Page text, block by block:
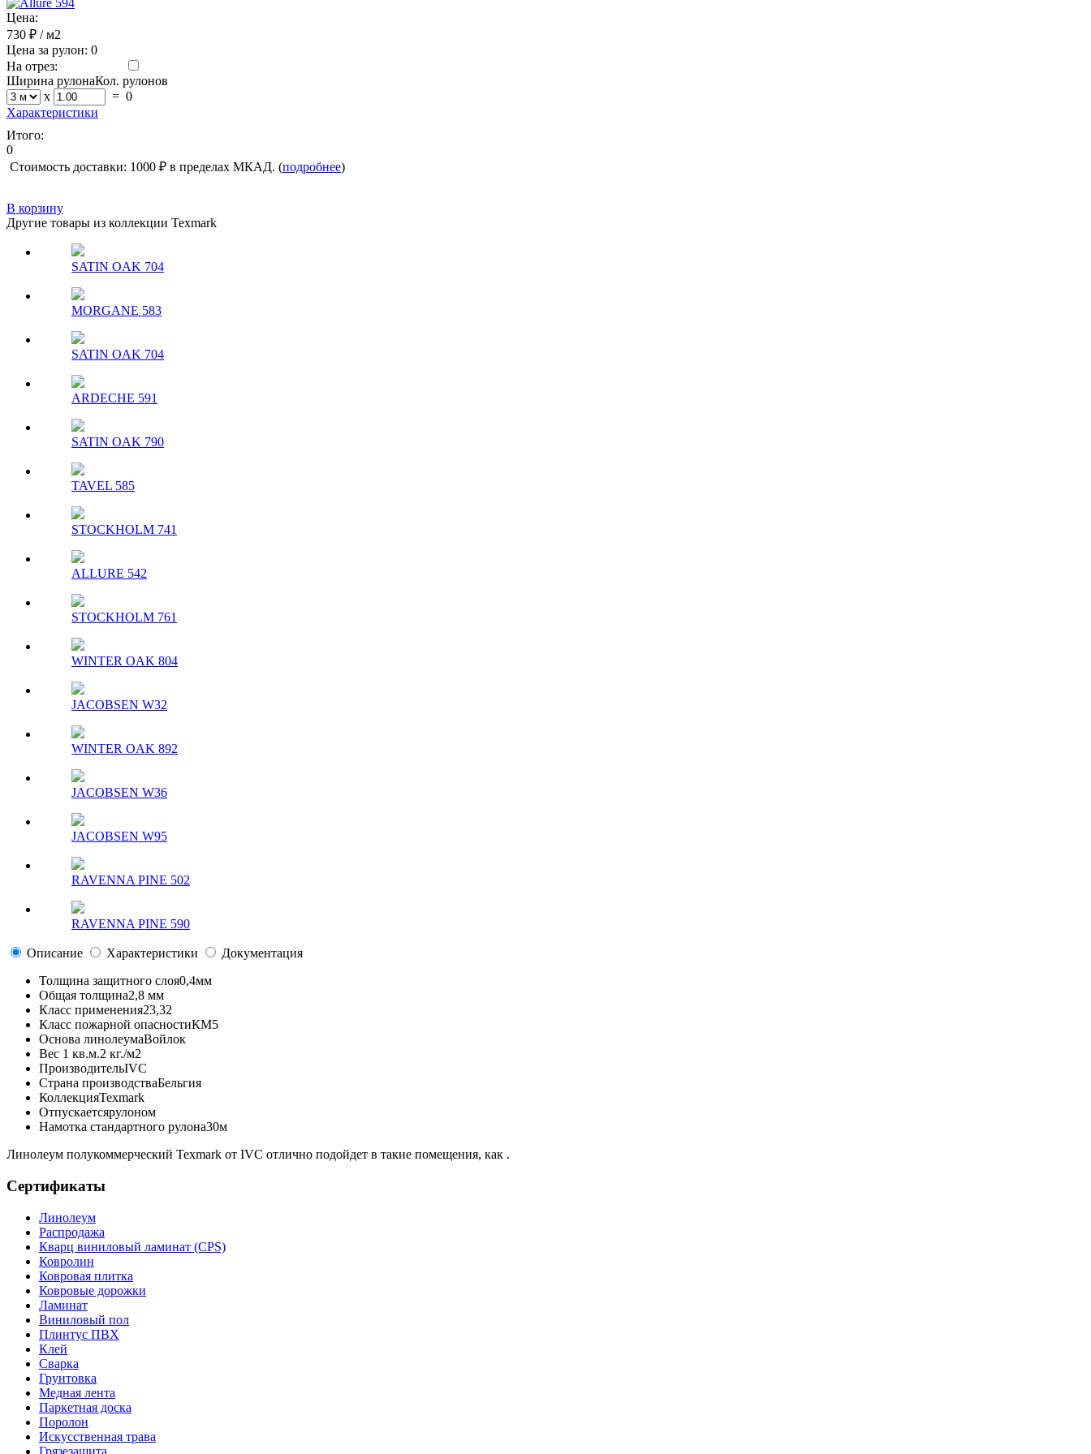
Цена:
730 ₽ / м2
Цена за рулон: 0
На отрез:
Ширина рулонаКол. рулонов
x
= 0
Характеристики
Итого:
0
Стоимость доставки: 1000 ₽ в пределах МКАД. (подробнее)
В корзину
Другие товары из коллекции Texmark
SATIN OAK 704
MORGANE 583
SATIN OAK 704
ARDECHE 591
SATIN OAK 790
TAVEL 585
STOCKHOLM 741
ALLURE 542
STOCKHOLM 761
WINTER OAK 804
JACOBSEN W32
WINTER OAK 892
JACOBSEN W36
JACOBSEN W95
RAVENNA PINE 502
RAVENNA PINE 590
Описание Характеристики
Документация
Толщина защитного слоя0,4мм
Общая толщина2,8 мм
Класс применения23,32
Класс пожарной опасностиКМ5
Основа линолеумаВойлок
Вес 1 кв.м.2 кг./м2
ПроизводительIVC
Страна производстваБельгия
КоллекцияTexmark
Отпускаетсярулоном
Намотка стандартного рулона30м
Линолеум полукоммерческий Texmark от IVC отлично подойдет в такие помещения, как .
Сертификаты
Линолеум
Распродажа
Кварц виниловый ламинат (CPS)
Ковролин
Ковровая плитка
Ковровые дорожки
Ламинат
Виниловый пол
Плинтус ПВХ
Клей
Сварка
Грунтовка
Медная лента
Паркетная доска
Поролон
Искусственная трава
Грязезащита